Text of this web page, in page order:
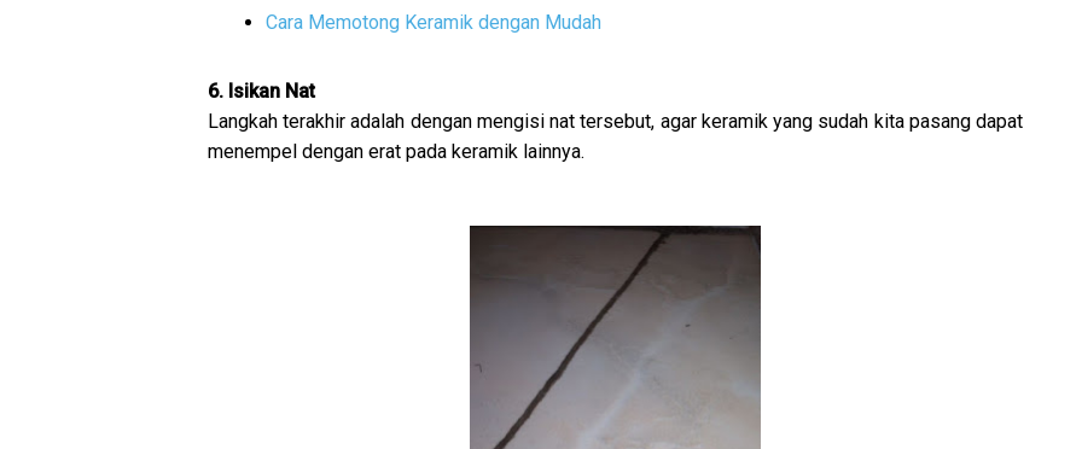
Cara Memotong Keramik dengan Mudah
6. Isikan Nat
Langkah terakhir adalah dengan mengisi nat tersebut, agar keramik yang sudah kita pasang dapat
menempel dengan erat pada keramik lainnya.